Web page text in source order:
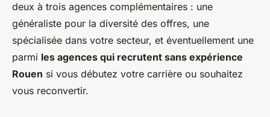
deux à trois agences complémentaires : une
généraliste pour la diversité des offres, une
spécialisée dans votre secteur, et éventuellement une
parmi les agences qui recrutent sans expérience
Rouen si vous débutez votre carrière ou souhaitez
vous reconvertir.